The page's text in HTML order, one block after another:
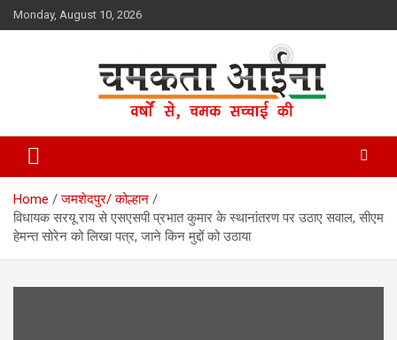
Skip
to
Monday, August 10, 2026
Chamakta Aina
Home
जमशेदपुर/ कोल्हान
विधायक सरयू राय से एसएसपी प्रभात कुमार के स्थानांतरण पर उठाए सवाल, सीएम
हेमन्त सोरेन को लिखा पत्र, जाने किन मुद्दों को उठाया